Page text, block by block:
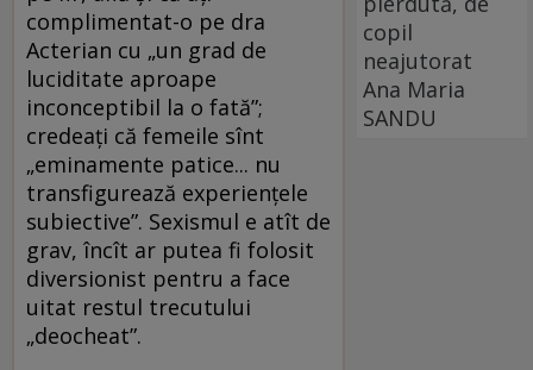
complimentat-o pe dra
Acterian cu „un grad de
luciditate aproape
inconceptibil la o fată”;
credeați că femeile sînt
„eminamente patice... nu
transfigurează experiențele
subiective”. Sexismul e atît de
grav, încît ar putea fi folosit
diversionist pentru a face
uitat restul trecutului
„deocheat”.
copil
neajutorat
Ana Maria
SANDU